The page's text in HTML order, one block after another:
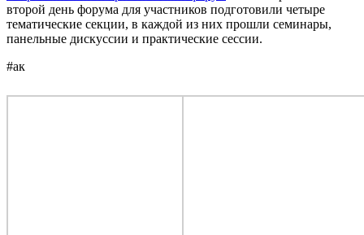
второй день форума для участников подготовили четыре
тематические секции, в каждой из них прошли семинары,
панельные дискуссии и практические сессии.
#ак